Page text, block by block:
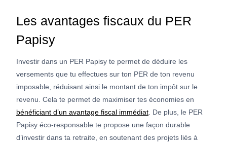
Les avantages fiscaux du PER
Papisy
Investir dans un PER Papisy te permet de déduire les
versements que tu effectues sur ton PER de ton revenu
imposable, réduisant ainsi le montant de ton impôt sur le
revenu. Cela te permet de maximiser tes économies en
bénéficiant d’un avantage fiscal immédiat . De plus, le PER
Papisy éco-responsable te propose une façon durable
d’investir dans ta retraite, en soutenant des projets liés à